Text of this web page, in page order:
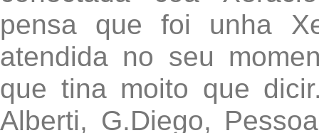
pensa que foi unha
atendida no seu
que tina moito que
Alberti, G.Diego,